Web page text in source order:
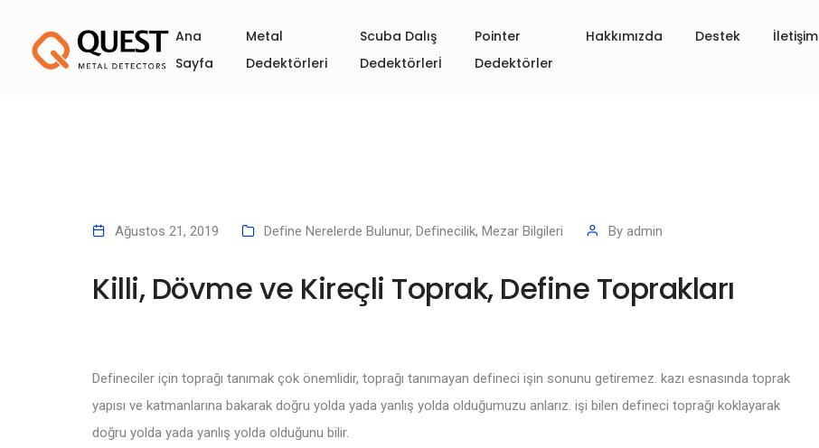
Ana
Sayfa
Metal
Dedektörleri
Scuba Dalış
Dedektörlerİ
Pointer
Dedektörler
Hakkımızda Destek İletişim
Ağustos 21, 2019 Define Nerelerde Bulunur, Definecilik, Mezar Bilgileri By admin
Killi, Dövme ve Kireçli Toprak, Define Toprakları
Defineciler için toprağı tanımak çok önemlidir, toprağı tanımayan defineci işin sonunu getiremez. kazı esnasında toprak
yapısı ve katmanlarına bakarak doğru yolda yada yanlış yolda olduğumuzu anlarız. işi bilen defineci toprağı koklayarak
doğru yolda yada yanlış yolda olduğunu bilir.